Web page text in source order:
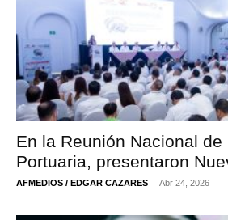
En la Reunión Nacional
Portuaria, presentaron
AFMEDIOS / EDGAR CAZARES - Abr 24, 2026